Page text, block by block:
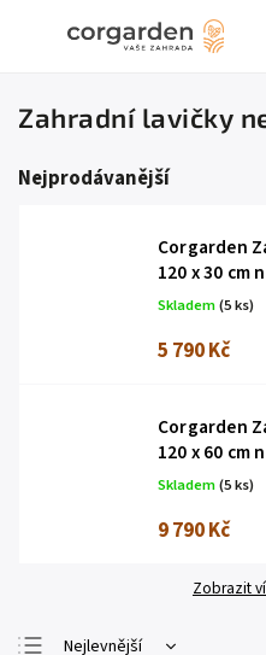
Zahradní lavičky
Nejprodávanější
Corgarden
120 x 30 cm
Skladem(5 ks)
5 790 Kč
Corgarden
120 x 60 cm
Skladem(5 ks)
9 790 Kč
Zobrazit
Nejlevnější